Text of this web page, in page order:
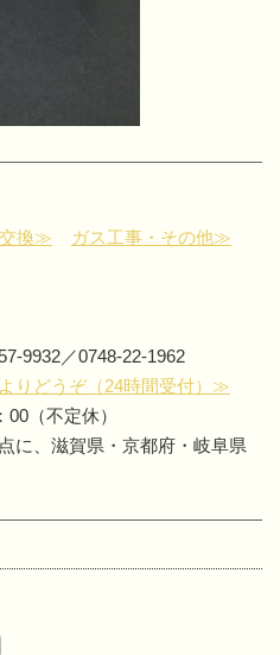
換≫
ガス工事・その他≫
9932／0748-22-1962
りどうぞ（24時間受付）≫
00（不定休）
に、滋賀県・京都府・岐阜県